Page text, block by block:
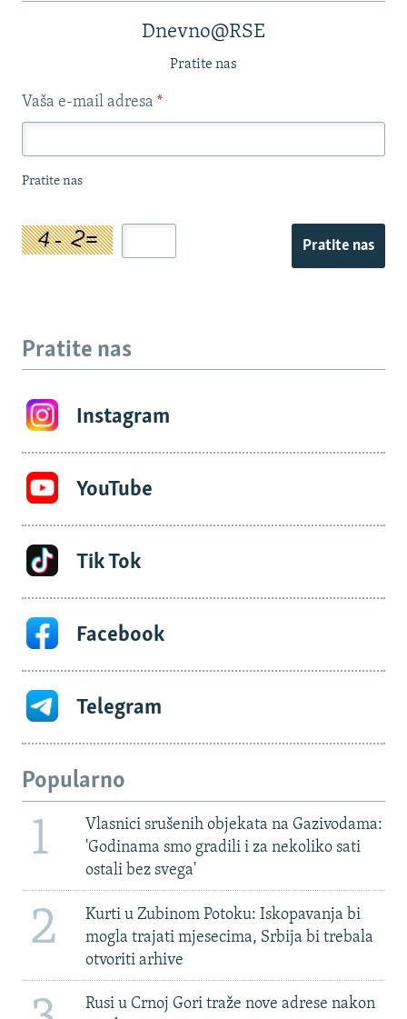
Dnevno@RSE
Pratite nas
Vaša e-mail adresa *
Pratite nas
Pratite nas
Pratite nas
Instagram
YouTube
Tik Tok
Facebook
Telegram
Popularno
1
Vlasnici srušenih objekata na Gazivodama:
'Godinama smo gradili i za nekoliko sati
ostali bez svega'
2
Kurti u Zubinom Potoku: Iskopavanja bi
mogla trajati mjesecima, Srbija bi trebala
otvoriti arhive
Rusi u Crnoj Gori traže nove adrese nakon